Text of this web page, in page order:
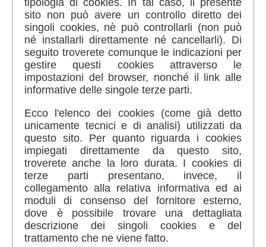
tipologia di cookies. In tal caso, il presente
sito non può avere un controllo diretto dei
singoli cookies, nè può controllarli (non può
né installarli direttamente né cancellarli). Di
seguito troverete comunque le indicazioni per
gestire questi cookies attraverso le
impostazioni del browser, nonché il link alle
informative delle singole terze parti.
Ecco l'elenco dei cookies (come già detto
unicamente tecnici e di analisi) utilizzati da
questo sito. Per quanto riguarda i cookies
impiegati direttamente da questo sito,
troverete anche la loro durata. I cookies di
terze parti presentano, invece, il
collegamento alla relativa informativa ed ai
moduli di consenso del fornitore esterno,
dove è possibile trovare una dettagliata
descrizione dei singoli cookies e del
trattamento che ne viene fatto.